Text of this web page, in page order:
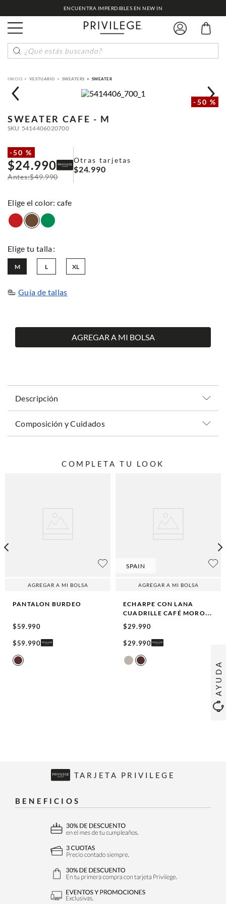
AYUDA
ENCUENTRA IMPERDIBLES EN NEW IN
¿Qué estás buscando?
VESTUARIO SWEATERS SWEATER
-50 %
SWEATER CAFE - M
SKU 5414406020700
-50 %
$24.990
$49.990
Otras tarjetas
$24.990
: cafe
L
M XL
Guía de tallas
AGREGAR A MI BOLSA
Descripción
Composición y Cuidados
COMPLETA TU LOOK
AGREGAR A MI BOLSA
PANTALON BURDEO
$59.990
$59.990
SPAIN
AGREGAR A MI BOLSA
ECHARPE CON LANA
CUADRILLE CAFÉ MORO
CAFÉ MORO
$29.990
$29.990
TARJETA PRIVILEGE
BENEFICIOS